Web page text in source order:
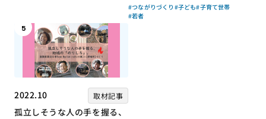
#つながりづくり #子ども#子育て世帯
#若者
5
2022.10 取材記事
孤立しそうな人の手を握る、